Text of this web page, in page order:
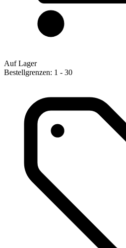
Auf Lager
Bestellgrenzen: 1 - 30